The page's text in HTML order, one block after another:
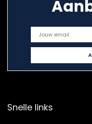
Snelle links